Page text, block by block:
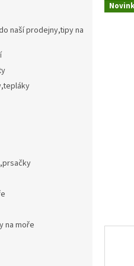
naší prodejny,tipy na
na moře